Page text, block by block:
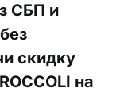
СБП и
скидку
на